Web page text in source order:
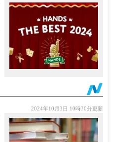
2024年10月3日 10時30分更新